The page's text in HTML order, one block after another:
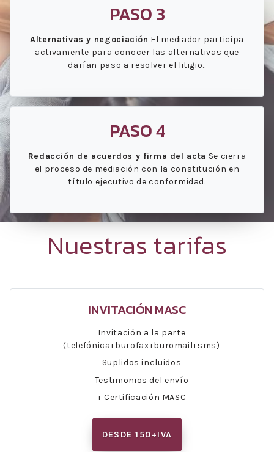
PASO 3
Alternativas y negociación El mediador participa
activamente para conocer las alternativas que
darían paso a resolver el litigio..
PASO 4
Redacción de acuerdos y firma del acta Se cierra
el proceso de mediación con la constitución en
título ejecutivo de conformidad.
Nuestras tarifas
INVITACIÓN MASC
Invitación a la parte
(telefónica+burofax+buromail+sms)
Suplidos incluidos
Testimonios del envío
+ Certificación MASC
DESDE 150+IVA